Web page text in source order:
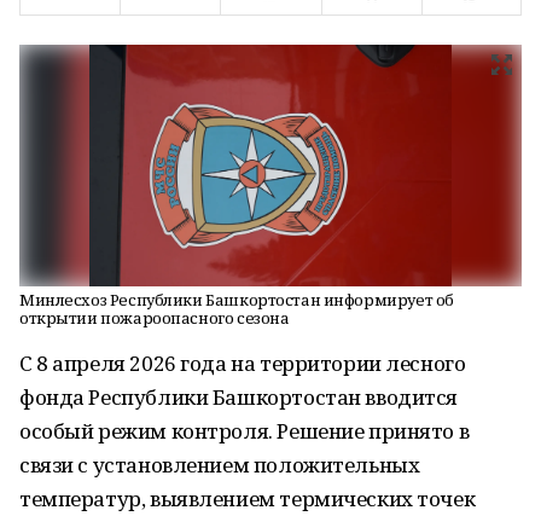
Минлесхоз Республики Башкортостан информирует об
открытии пожароопасного сезона
С 8 апреля 2026 года на территории лесного
фонда Республики Башкортостан вводится
особый режим контроля. Решение принято в
связи с установлением положительных
температур, выявлением термических точек